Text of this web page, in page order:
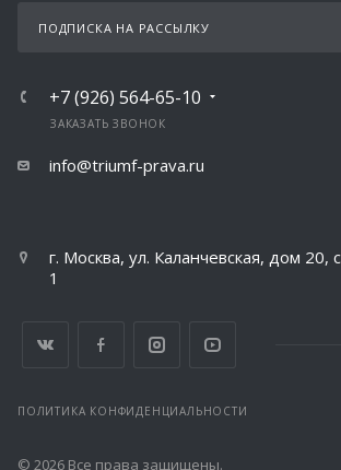
ПОДПИСКА НА РАССЫЛКУ
+7 (926) 564-65-10
ЗАКАЗАТЬ ЗВОНОК
info@triumf-prava.ru
г. Москва, ул. Каланчевская, дом 20,
1
ПОЛИТИКА КОНФИДЕНЦИАЛЬНОСТИ
© 2026 Все права защищены.